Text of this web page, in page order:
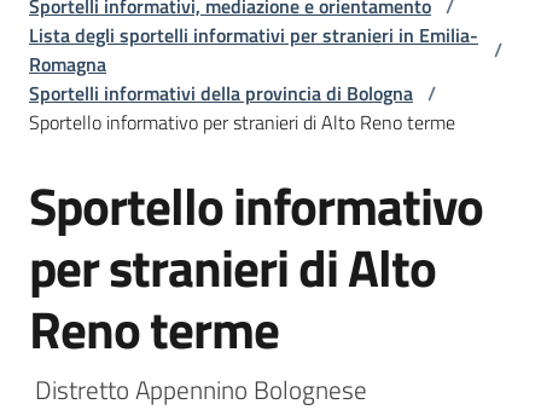
Progetti
europei
Documentazione
Osservatorio
regionale
Sportelli informativi, mediazione e orientamento /
Lista degli sportelli informativi per stranieri in Emilia-
Romagna
/
Sportelli informativi della provincia di Bologna /
Sportello informativo per stranieri di Alto Reno terme
Salta al contenuto
Sportello informativo
per stranieri di Alto
Reno terme
Distretto Appennino Bolognese